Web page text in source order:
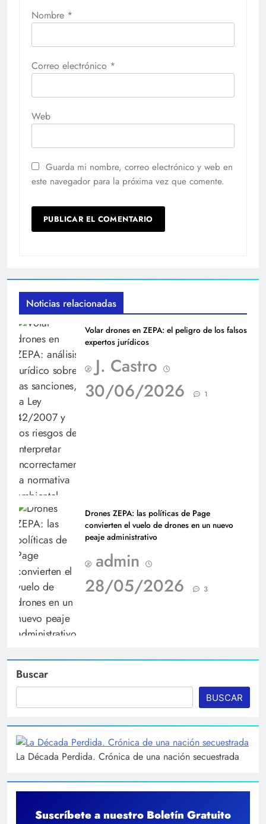
Nombre *
Correo electrónico *
Web
Guarda mi nombre, correo electrónico y web en
este navegador para la próxima vez que comente.
Noticias relacionadas
Volar drones en ZEPA: el peligro de los falsos
expertos jurídicos
J. Castro
30/06/2026
1
Drones ZEPA: las políticas de Page
convierten el vuelo de drones en un nuevo
peaje administrativo
admin
28/05/2026
3
Buscar
BUSCAR
La Década Perdida. Crónica de una nación secuestrada
Suscríbete a nuestro Boletín Gratuito